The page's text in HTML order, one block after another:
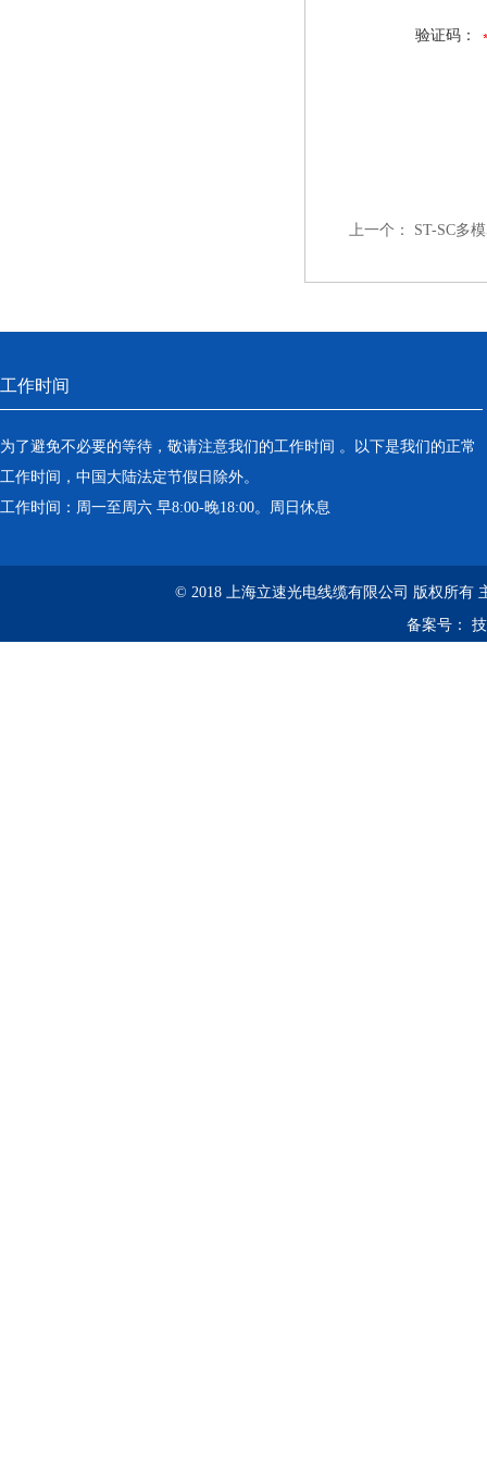
验证码：
上一个： ST-SC多
工作时间
为了避免不必要的等待，敬请注意我们的工作时间 。以下是我们的正常
工作时间，中国大陆法定节假日除外。
工作时间：周一至周六 早8:00-晚18:00。周日休息
© 2018 上海立速光电线缆有限公司 版权所有
备案号：